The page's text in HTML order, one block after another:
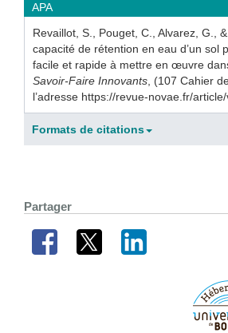
APA
Revaillot, S., Pouget, C., Alvarez, G.,
capacité de rétention en eau d’un sol
facile et rapide à mettre en œuvre
Savoir-Faire Innovants, (107 Cahier
l’adresse https://revue-novae.fr/
Formats de citations
Partager